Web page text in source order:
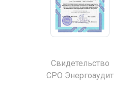
Свидетельство
СРО Энергоаудит